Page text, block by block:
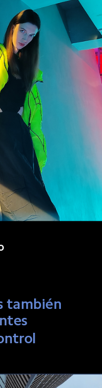
también